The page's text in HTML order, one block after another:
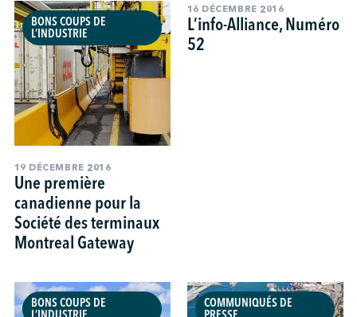
BONS COUPS DE
L’INDUSTRIE
19 DÉCEMBRE 2016
Une première
canadienne pour la
Société des terminaux
Montreal Gateway
16 DÉCEMBRE 2016
L’info-Alliance, Numéro
52
BONS COUPS DE
COMMUNIQUÉS DE